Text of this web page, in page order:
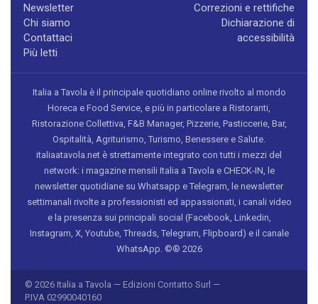
Newsletter
Chi siamo
Contattaci
Più letti
Correzioni e rettifiche
Dichiarazione di
accessibilità
Italia a Tavola è il principale quotidiano online rivolto al mondo
Horeca e Food Service, e più in particolare a Ristoranti,
Ristorazione Collettiva, F&B Manager, Pizzerie, Pasticcerie, Bar,
Ospitalità, Agriturismo, Turismo, Benessere e Salute.
italiaatavola.net è strettamente integrato con tutti i mezzi del
network: i magazine mensili Italia a Tavola e CHECK-IN, le
newsletter quotidiane su Whatsapp e Telegram, le newsletter
settimanali rivolte a professionisti ed appassionati, i canali video
e la presenza sui principali social (Facebook, Linkedin,
Instagram, X, Youtube, Threads, Telegram, Flipboard) e il canale
WhatsApp. ©® 2026
© 2026 Italia a Tavola — Edizioni Contatto Surl —
P.IVA 02990040160